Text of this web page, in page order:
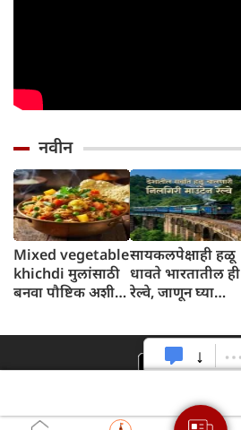
नवीन
Mixed vegetable
khichdi मुलांसाठी
बनवा पौष्टिक अशी
सायकलपेक्षाही हळू
धावते भारतातील ही
रेल्वे, जाणून घ्या